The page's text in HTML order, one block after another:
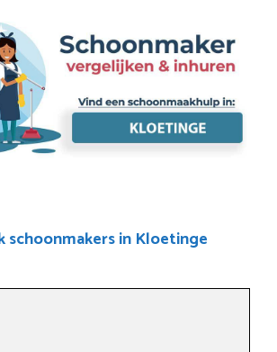
schoonmakers in Kloetinge